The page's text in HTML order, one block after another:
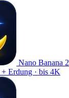
Nano Banana 2
Erdung · bis 4K